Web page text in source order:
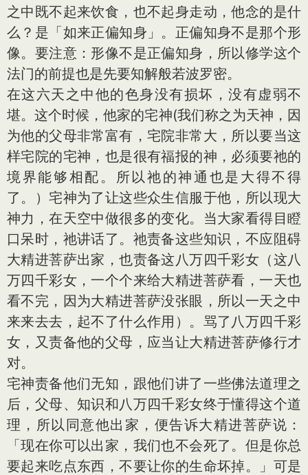
之中既不起来饮食，也不起身走动，他念的是什
么？是「如来正偏知身」。正偏知身不是那个形
像。要注意 ：形像不是正偏知身，所以修学这个
法门的前提也是先要知解般若波罗密。
在这六天之中他的色身没有损坏，没有虚弱不
堪。这个时候，他家的宅神(我们称之为天神，因
为他的父母非常富有，宅院非常大，所以要当这
样宅院的宅神，也是很有福报的神，必须要祂的
境界能够相配。所以祂的神通也是大得不得
了。）宅神为了让这些众生信服于他，所以现大
神力，在天空中做很多的变化。当大家看得目瞪
口呆时，祂讲话了。祂责备这些知识，不应阻碍
大精进菩萨出家，也责备这八万四千彩女（这八
万四千彩女，一个个来给大精进菩萨看，一天也
看不完，因为大精进菩萨没张眼，所以一天之中
来来去去，起不了什么作用）。骂了八万四千彩
女，又责备他的父母，应当让大精进菩萨修行才
对。
宅神责备他们无知，跟他们讲了一些佛法道理之
后，父母、知识和八万四千彩女终于懂得这个道
理，所以同意他出家，便告诉大精进菩萨说：
「现在你可以出家，我们也不会死了。但是你总
要起来吃点东西，不要让你的生命坏掉。」可是